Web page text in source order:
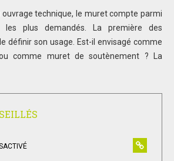
ouvrage technique, le muret compte parmi
les plus demandés. La première des
définir son usage. Est-il envisagé comme
comme muret de soutènement ? La
engendre des solutions et des coûts
relève d’une part de l’ouvrage esthétique
portées, des ferraillages spécifiques…
au béton coulé, en passant par l’agglo
la pierre, le gabion rempli… Le look du